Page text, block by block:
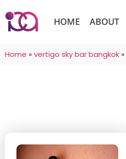
HOME ABOUT
Home » vertigo sky bar bangkok »